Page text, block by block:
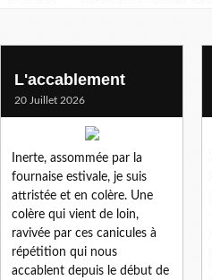
canicule
L'accablement
20 Juillet 2026
Inerte, assommée par la
fournaise estivale, je suis
attristée et en colère. Une
colère qui vient de loin,
ravivée par ces canicules à
répétition qui nous
accablent depuis le début de